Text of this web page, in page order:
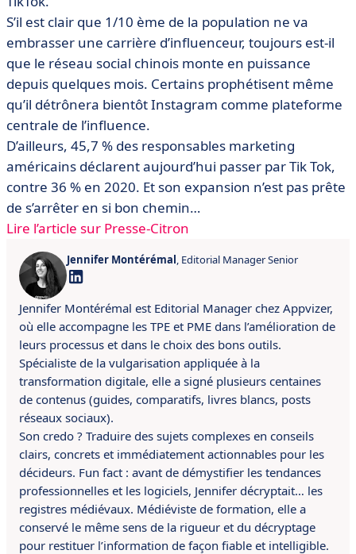
S’il est clair que 1/10 ème de la population ne va
embrasser une carrière d’influenceur, toujours est-il
que le réseau social chinois monte en puissance
depuis quelques mois. Certains prophétisent même
qu’il détrônera bientôt Instagram comme plateforme
centrale de l’influence.
D’ailleurs, 45,7 % des responsables marketing
américains déclarent aujourd’hui passer par Tik Tok,
contre 36 % en 2020. Et son expansion n’est pas prête
de s’arrêter en si bon chemin…
Lire l’article sur Presse-Citron
Jennifer Montérémal, Editorial Manager Senior
Jennifer Montérémal est Editorial Manager chez Appvizer,
où elle accompagne les TPE et PME dans l’amélioration de
leurs processus et dans le choix des bons outils.
Spécialiste de la vulgarisation appliquée à la
transformation digitale, elle a signé plusieurs centaines
de contenus (guides, comparatifs, livres blancs, posts
réseaux sociaux).
Son credo ? Traduire des sujets complexes en conseils
clairs, concrets et immédiatement actionnables pour les
décideurs. Fun fact : avant de démystifier les tendances
professionnelles et les logiciels, Jennifer décryptait… les
registres médiévaux. Médiéviste de formation, elle a
conservé le même sens de la rigueur et du décryptage
pour restituer l’information de façon fiable et intelligible.